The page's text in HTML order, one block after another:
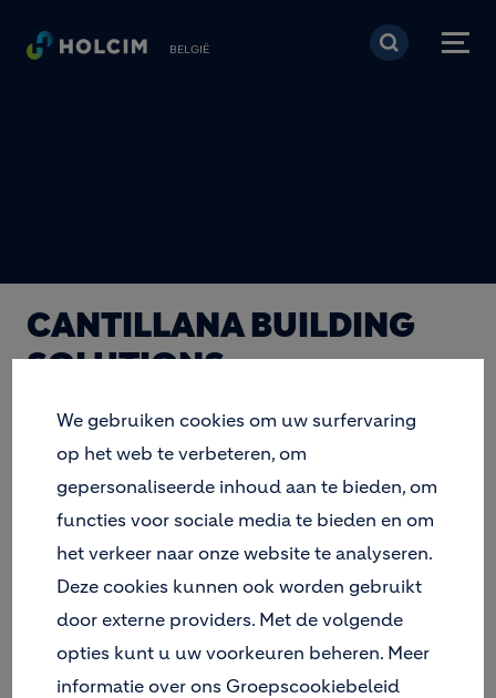
Overslaan en naar de
BELGIË
CANTILLANA BUILDING
SOLUTIONS
CANTILLANA FACADE
SOLUTIONS
Cantillana Building Solutions & Cantillana Façade
Solutions zijn de mortel- en ETICS-merken van
Holcim en bieden totaaloplossingen voor bouw en
renovatie. De Cantillana oplossingen zijn
maatwerk en esthetiek.
We gebruiken cookies om uw surfervaring
op het web te verbeteren, om
gepersonaliseerde inhoud aan te bieden, om
functies voor sociale media te bieden en om
het verkeer naar onze website te analyseren.
Deze cookies kunnen ook worden gebruikt
door externe providers. Met de volgende
opties kunt u uw voorkeuren beheren. Meer
informatie over ons Groepscookiebeleid